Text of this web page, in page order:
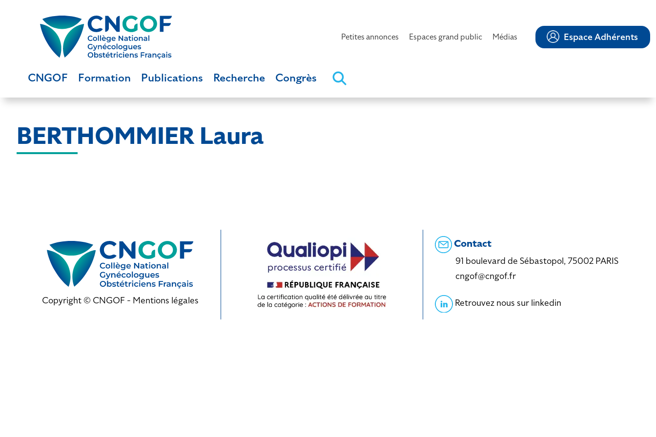
Petites annonces Espaces grand public Médias Espace Adhérents
CNGOF Formation Publications Recherche Congrès
BERTHOMMIER Laura
Copyright © CNGOF - Mentions légales
Contact
91 boulevard de Sébastopol, 75002 PARIS
cngof@cngof.fr
Retrouvez nous sur linkedin